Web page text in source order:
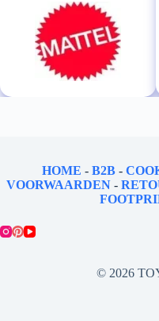
HOME -B2B -
VOORWAARDEN-
© 2026